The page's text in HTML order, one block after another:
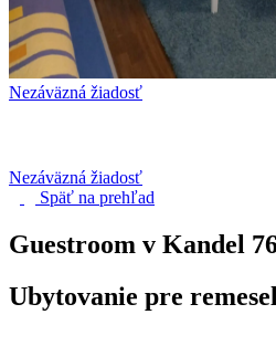
Nezáväzná žiadosť
Nezáväzná žiadosť
Späť na prehľad
Guestroom v Kandel
Ubytovanie pre